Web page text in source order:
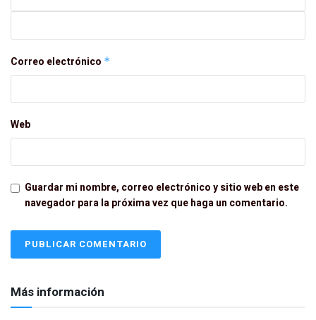
Correo electrónico *
Web
Guardar mi nombre, correo electrónico y sitio web en este
navegador para la próxima vez que haga un comentario.
Más información